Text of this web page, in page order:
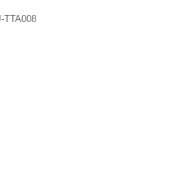
TTA008